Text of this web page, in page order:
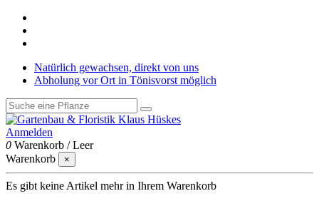
Natürlich gewachsen, direkt von uns
Abholung vor Ort in Tönisvorst möglich
Anmelden
0 Warenkorb /Leer
Warenkorb
×
Es gibt keine Artikel mehr in Ihrem Warenkorb